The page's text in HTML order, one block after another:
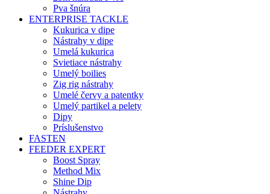
Pva šnúra
ENTERPRISE TACKLE
Kukurica v dipe
Nástrahy v dipe
Umelá kukurica
Svietiace nástrahy
Umelý boilies
Zig rig nástrahy
Umelé červy a patentky
Umelý partikel a pelety
Dipy
Príslušenstvo
FASTEN
FEEDER EXPERT
Boost Spray
Method Mix
Shine Dip